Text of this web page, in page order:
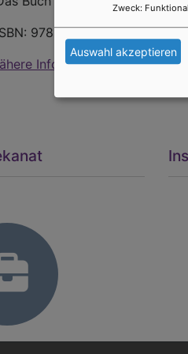
978-3-374-03742-1
Informationen zum Buch
Zweck: Funktional
Auswahl akzeptieren